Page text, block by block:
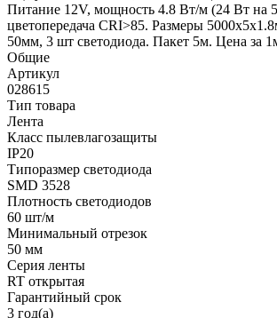
Питание 12V, мощность 4.8 Вт/м (24 Вт на
цветопередача CRI>85. Размеры
50мм, 3 шт светодиода. Пакет 5м. Цена за
Общие
Артикул
028615
Тип товара
Лента
Класс пылевлагозащиты
IP20
Типоразмер светодиода
SMD 3528
Плотность светодиодов
60 шт/м
Минимальный отрезок
50 мм
Серия ленты
RT открытая
Гарантийный срок
3 год(а)